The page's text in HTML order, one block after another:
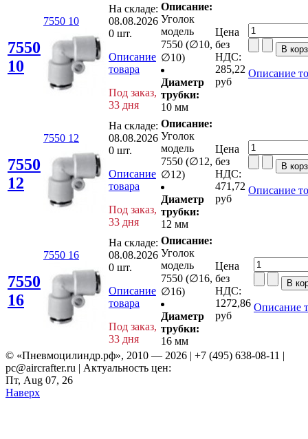
7550
10
7550 10
На складе:
08.08.2026
0 шт.
Описание
товара
Под заказ,
33 дня
Описание:
Уголок
модель
7550 (∅10,
∅10)
Диаметр
трубки:
10 мм
Цена
без
НДС:
285,22
руб
Описание
7550
12
7550 12
На складе:
08.08.2026
0 шт.
Описание
товара
Под заказ,
33 дня
Описание:
Уголок
модель
7550 (∅12,
∅12)
Диаметр
трубки:
12 мм
Цена
без
НДС:
471,72
руб
Описание
7550
16
7550 16
На складе:
08.08.2026
0 шт.
Описание
товара
Под заказ,
33 дня
Описание:
Уголок
модель
7550 (∅16,
∅16)
Диаметр
трубки:
16 мм
Цена
без
НДС:
1272,86
руб
Описание
© «Пневмоцилиндр.рф», 2010 — 2026 | +7 (495) 638-08-11 |
pc@aircrafter.ru | Актуальность цен:
Пт, Aug 07, 26
Наверх